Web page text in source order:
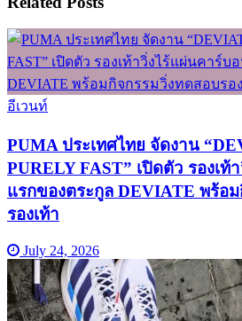
อีเวนท์
PUMA ประเทศไทย จัดงาน
PURELY FAST” เปิดตัว รองเ
แรกของตระกูล DEVIATE พร้อ
รองเท้า
July 24, 2026